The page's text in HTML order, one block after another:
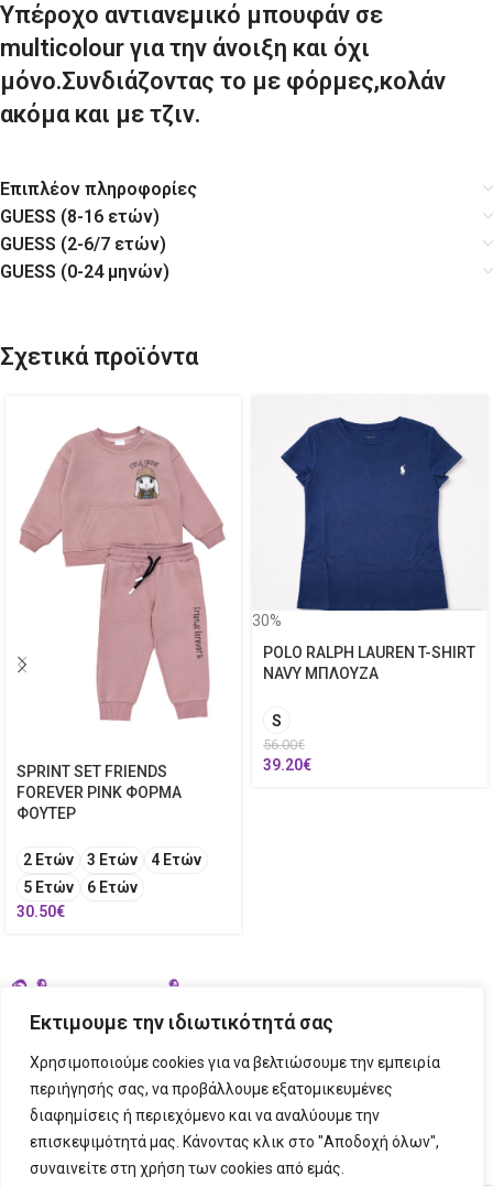
Εκτιμουμε την ιδιωτικότητά σας
Χρησιμοποιούμε cookies για να βελτιώσουμε την εμπειρία
περιήγησής σας, να προβάλλουμε εξατομικευμένες
διαφημίσεις ή περιεχόμενο και να αναλύουμε την
επισκεψιμότητά μας. Κάνοντας κλικ στο "Αποδοχή όλων",
συναινείτε στη χρήση των cookies από εμάς.
Υπέροχο αντιανεμικό μπουφάν σε
multicolour για την άνοιξη και όχι
μόνο.Συνδιάζοντας το με φόρμες,κολάν
ακόμα και με τζιν.
Επιπλέον πληροφορίες
GUESS (8-16 ετών)
GUESS (2-6/7 ετών)
GUESS (0-24 μηνών)
Σχετικά προϊόντα
SPRINT SET FRIENDS
FOREVER PINK ΦΟΡΜΑ
ΦΟΥΤΕΡ
2 Ετών 3 Ετών
4 Ετών
5 Ετών
6 Ετών
30.50€
30%
POLO RALPH LAUREN T-SHIRT
NAVY ΜΠΛΟΥΖΑ
S
56.00€
39.20€
ΣΤΟΙΧΕΙΑ ΕΠΙΚΟΙΝΩΝΙΑΣ
ΠΛΗΡΟΦΟΡΙΕΣ